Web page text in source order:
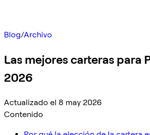
Blog/Archivo
Las mejores carteras para
2026
Actualizado el 8 may 2026
Contenido